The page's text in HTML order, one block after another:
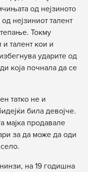
од нејзиното
нејзиниот талент
Токму
талент кои и
ударите од
која почнала да се
татко не и
била девојче.
мајка продавале
за да може да оди
на 19 годишна